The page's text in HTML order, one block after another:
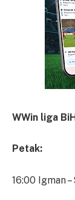
WWin liga
Petak:
16:00 Igman